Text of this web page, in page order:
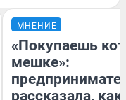
МНЕНИЕ
«Покупаешь
мешке»:
рассказала, как